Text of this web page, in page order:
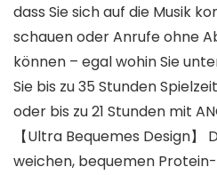
dass Sie sich auf die Musik
schauen oder Anrufe ohne
können – egal wohin Sie
Sie bis zu 35 Stunden
oder bis zu 21 Stunden mit
【Ultra Bequemes Design】
weichen, bequemen